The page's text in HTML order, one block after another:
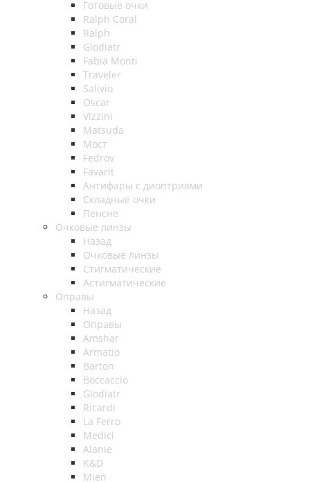
Готовые очки
Ralph Coral
Ralph
Glodiatr
Fabia Monti
Traveler
Salivio
Oscar
Vizzini
Matsuda
Мост
Fedrov
Favarit
Антифары с диоптриями
Складные очки
Пенсне
Очковые линзы
Назад
Очковые линзы
Стигматические
Астигматические
Оправы
Назад
Оправы
Amshar
Armatio
Barton
Boccaccio
Glodiatr
Ricardi
La Ferro
Medici
Alanie
K&D
Mien